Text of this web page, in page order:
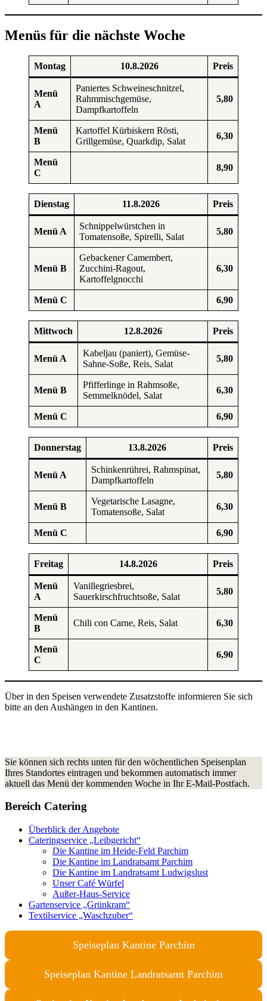
Menüs für die nächste Woche
Montag 10.8.2026 Preis
Menü
A
Paniertes Schweineschnitzel,
Rahmmischgemüse,
Dampfkartoffeln
5,80
Menü
B
Kartoffel Kürbiskern Rösti,
Grillgemüse, Quarkdip, Salat
6,30
Menü
C
8,90
Dienstag 11.8.2026 Preis
Menü A
Schnippelwürstchen in
Tomatensoße, Spirelli, Salat
5,80
Menü B
Gebackener Camembert,
Zucchini-Ragout,
Kartoffelgnocchi
6,30
Menü C 6,90
Mittwoch 12.8.2026 Preis
Menü A
Kabeljau (paniert), Gemüse-
Sahne-Soße, Reis, Salat
5,80
Menü B
Pfifferlinge in Rahmsoße,
Semmelknödel, Salat
6,30
Menü C 6,90
Donnerstag 13.8.2026 Preis
Menü A
Schinkenrührei, Rahmspinat,
Dampfkartoffeln
5,80
Menü B
Vegetarische Lasagne,
Tomatensoße, Salat
6,30
Menü C 6,90
Freitag 14.8.2026 Preis
Menü
A
Vanillegriesbrei,
Sauerkirschfruchtsoße, Salat
5,80
Menü
B
Chili con Carne, Reis, Salat 6,30
Menü
C
6,90
Über in den Speisen verwendete Zusatzstoffe informieren Sie sich
bitte an den Aushängen in den Kantinen.
Sie können sich rechts unten für den wöchentlichen Speisenplan
Ihres Standortes eintragen und bekommen automatisch immer
aktuell das Menü der kommenden Woche in Ihr E-Mail-Postfach.
Bereich Catering
Überblick der Angebote
Cateringservice „Leibgericht“
Die Kantine im Heide-Feld Parchim
Die Kantine im Landratsamt Parchim
Die Kantine im Landratsamt Ludwigslust
Unser Café Würfel
Außer-Haus-Service
Gartenservice „Grünkram“
Textilservice „Waschzuber“
Speiseplan Kantine Parchim
Speiseplan Kantine Landratsamt Parchim